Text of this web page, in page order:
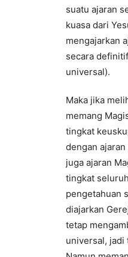
suatu ajaran
kuasa dari
mengajarkan
secara
universal).
Maka jika
memang
tingkat
dengan
juga ajaran
tingkat
pengetahuan
diajarkan
tetap
universal, jadi